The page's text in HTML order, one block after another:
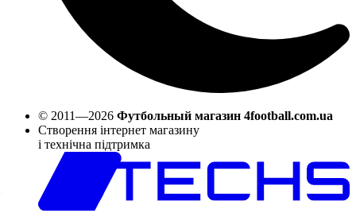
© 2011—2026 Футбольный магазин 4football.com.ua
Створення інтернет магазину
і технічна підтримка